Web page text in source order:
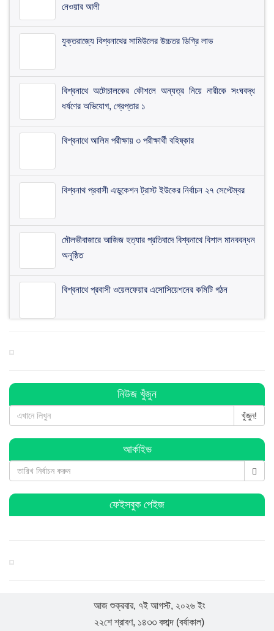
নেওয়ার আলী
যুক্তরাজ্যে বিশ্বনাথের সামিউলের উচ্চতর ডিগ্রি লাভ
বিশ্বনাথে অটোচালকের কৌশলে অন্যত্র নিয়ে নারীকে সংঘবদ্ধ
ধর্ষণের অভিযোগ, গ্রেপ্তার ১
বিশ্বনাথে আলিম পরীক্ষায় ৩ পরীক্ষার্থী বহিষ্কার
বিশ্বনাথ প্রবাসী এডুকেশন ট্রাস্ট ইউকের নির্বাচন ২৭ সেপ্টেম্বর
মৌলভীবাজারে আজিজ হত্যার প্রতিবাদে বিশ্বনাথে বিশাল মানববন্ধন
অনুষ্ঠিত
বিশ্বনাথে প্রবাসী ওয়েলফেয়ার এসোসিয়েশনের কমিটি গঠন
বিশ্বনাথে ব্যবসায়ীর ৭ লাখ টাকা চুরি, থানায় অভিযোগ
বিশ্বনাথে পূজা উদযাপন পরিষদের কমিটি গঠন : সভাপতি সুনিল
সামছুল ইসলাম
নিউজ খুঁজুন
খুঁজুন!
আর্কাইভ
ফেইসবুক পেইজ
আজ শুক্রবার, ৭ই আগস্ট, ২০২৬ ইং
২২শে শ্রাবণ, ১৪৩৩ বঙ্গাব্দ (বর্ষাকাল)